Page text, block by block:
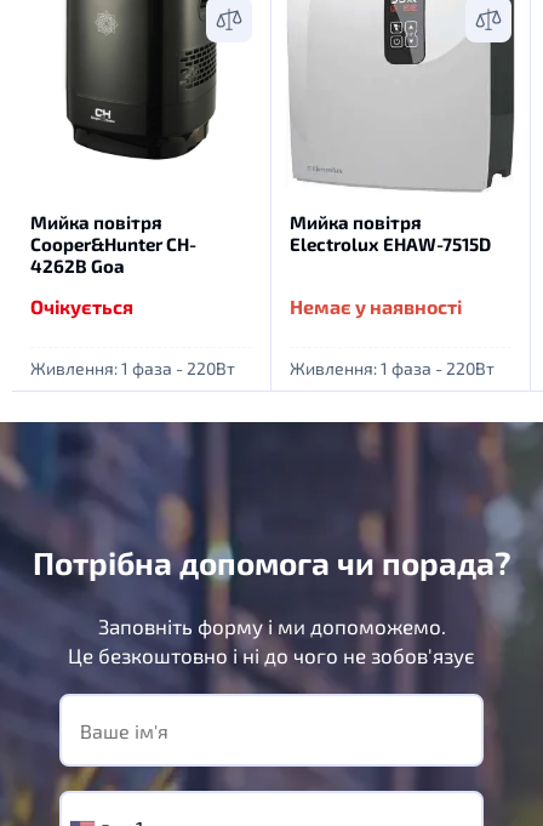
Мийка повітря
Cooper&Hunter CH-
4262B Goa
Очікується
Живлення: 1 фаза - 220Вт
Мийка повітря
Electrolux EHAW-7515D
Немає у наявності
Живлення: 1 фаза - 220Вт
Потрібна допомога чи порада?
Заповніть форму і ми допоможемо.
Це безкоштовно і ні до чого не зобов'язує